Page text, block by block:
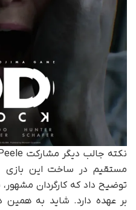
مستقیم در ساخت این بازی